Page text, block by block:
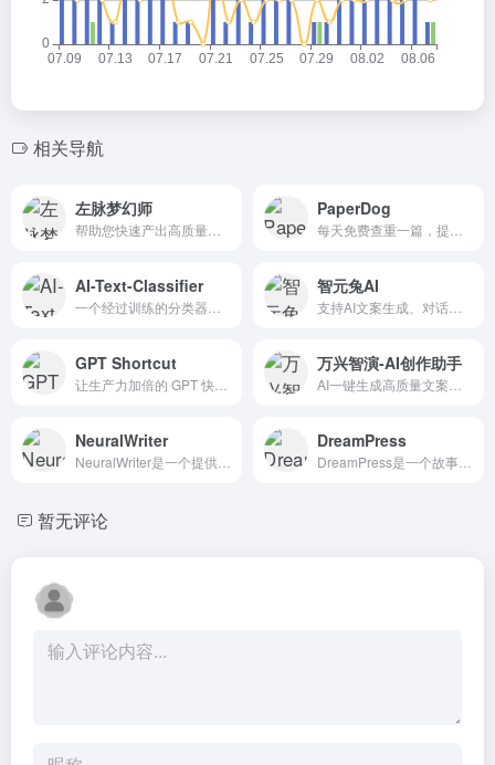
相关导航
左脉梦幻师 PaperDog
AI-Text-Classifier 智元兔AI
GPT Shortcut 万兴智演-AI创作助手
NeuralWriter DreamPress
暂无评论